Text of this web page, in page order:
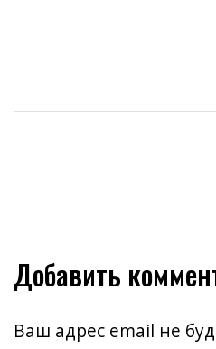
Добавить
Ваш адрес email не